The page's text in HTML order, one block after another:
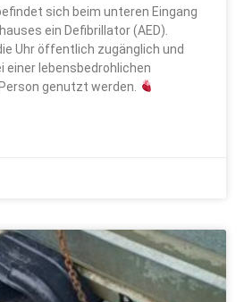
sich beim unteren Eingang
ein Defibrillator (AED).
Uhr öffentlich zugänglich und
einer lebensbedrohlichen
genutzt werden.